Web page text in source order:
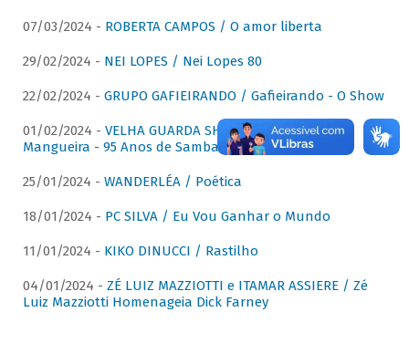
07/03/2024 - ROBERTA CAMPOS / O amor liberta
29/02/2024 - NEI LOPES / Nei Lopes 80
22/02/2024 - GRUPO GAFIEIRANDO / Gafieirando - O Show
01/02/2024 - VELHA GUARDA SHOW DA MANGUEIRA /
Mangueira - 95 Anos de Samba
25/01/2024 - WANDERLÉA / Poética
18/01/2024 - PC SILVA / Eu Vou Ganhar o Mundo
11/01/2024 - KIKO DINUCCI / Rastilho
04/01/2024 - ZÉ LUIZ MAZZIOTTI e ITAMAR ASSIERE / Zé
Luiz Mazziotti Homenageia Dick Farney